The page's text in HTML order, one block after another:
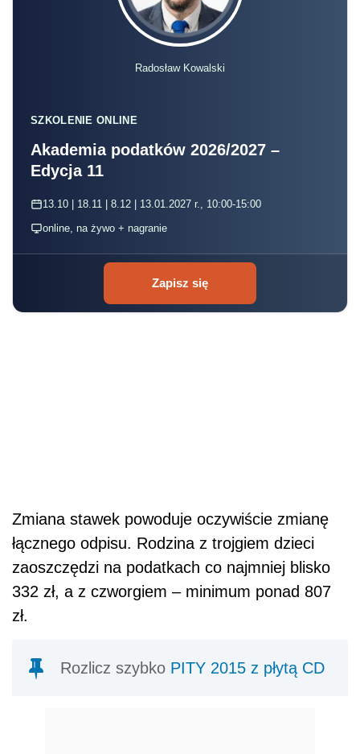
Radosław Kowalski
SZKOLENIE ONLINE
Akademia podatków 2026/2027 –
Edycja 11
13.10 | 18.11 | 8.12 | 13.01.2027 r., 10:00-15:00
online, na żywo + nagranie
Zapisz się
Zmiana stawek powoduje oczywiście zmianę
łącznego odpisu. Rodzina z trojgiem dzieci
zaoszczędzi na podatkach co najmniej blisko
332 zł, a z czworgiem – minimum ponad 807
zł.
Rozlicz szybko PITY 2015 z płytą CD